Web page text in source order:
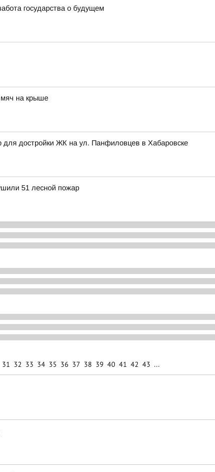
государства о будущем
мяч на крыше
для достройки ЖК на ул. Панфиловцев в Хабаровске
51 лесной пожар
31 32 33 34 35 36 37 38 39 40 41 42 43 ...